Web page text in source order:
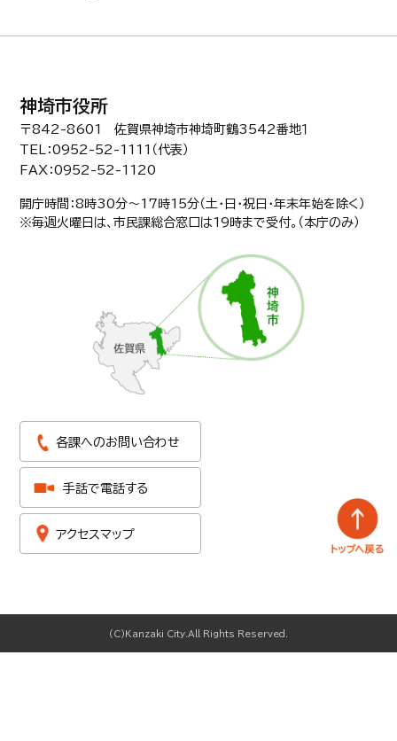
神埼市役所
〒842-8601 佐賀県神埼市神埼町鶴3542番地１
TEL：0952-52-1111（代表）
FAX：0952-52-1120
開庁時間：8時30分〜17時15分（土・日・祝日・年末年始を除く）
※毎週火曜日は、市民課総合窓口は19時まで受付。（本庁のみ）
各課へのお問い合わせ
手話で電話する
アクセスマップ
(C)Kanzaki City.All Rights Reserved.